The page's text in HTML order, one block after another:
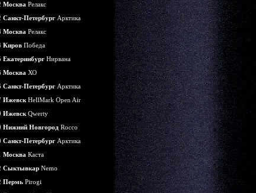
Москва Релакс
Санкт-Петербург Арктика
Москва Релакс
Киров Победа
Екатеринбург Нирвана
Москва ХО
Санкт-Петербург Арктика
Ижевск HellMark Open Air
Ижевск Qwerty
Нижний Новгород Rocco
Санкт-Петербург Арктика
Москва Каста
Сыктывкар Nemo
Пермь Pirogi